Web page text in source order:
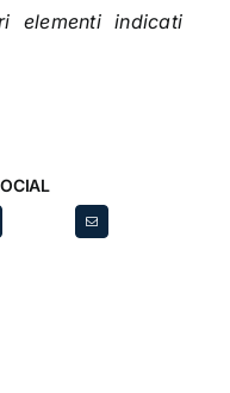
elementi indicati